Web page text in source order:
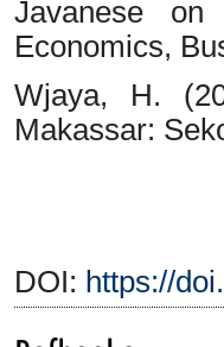
Javanese
Economics,
Wjaya, H.
Makassar:
DOI: https://